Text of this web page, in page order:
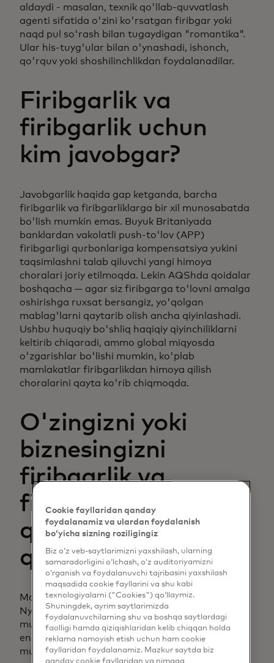
aldaydi - masalan, texnik qo'llab-quvvatlash
agenti sifatida o'zini ko'rsatgan firibgar yoki
naqd pul so'rash bilan tugaydigan "romantika".
Ular his-tuyg'ular bilan o'ynashadi, ishonch,
qo'rquv yoki shoshilinchlikdan foydalanadilar.
Firibgarlik va
firibgarlik uchun
kim javobgar?
Javobgarlik haqida gap ketganda, barcha
firibgarlik va firibgarliklarga bir xil munosabatda
bo'lish mumkin emas. Buyuk Britaniyada
banklardan vakolatli push-to'lov (APP)
firibgarligi qurbonlariga kompensatsiya yukini
taqsimlashni talab qiluvchi yangi himoya
choralari joriy etilmoqda. Lekin AQShda qoidalar
boshqacha — agar siz firibgarga to'lovni amalga
oshirishga ruxsat bersangiz, yo'qolgan
mablag'larni qaytarib olish ancha qiyinlashadi.
Ushbu huquqiy bo'shliq haqiqiy qiyinchiliklarni
keltirib chiqaradi, ammo global miqyosda
o'zgarishlar bo'lishi mumkin, ko'plab
mamlakatlar firibgarlikdan himoya qilish
choralarini qayta ko'rib chiqmoqda.
O'zingizni yoki
biznesingizni
firibgarlik va
firibgarlikdan
qanday himoya
qilishingiz mumkin?
Mastercard Federal Qidiruv Byurosi (FQB) va
Nyu-York politsiya departamenti (NYPD)
mutaxassislari bilan xavfsizlikni saqlash bo'yicha
eng yaxshi maslahatlarni to'plash uchun panel
muhokamasini o'tkazdi.
Cookie fayllaridan qanday
foydalanamiz va ulardan foydalanish
bo‘yicha sizning roziligingiz
Biz o‘z veb-saytlarimizni yaxshilash, ularning
samaradorligini o‘lchash, o‘z auditoriyamizni
o‘rganish va foydalanuvchi tajribasini yaxshilash
maqsadida cookie fayllarini va shu kabi
texnologiyalarni ("Cookies") qo‘llaymiz.
Shuningdek, ayrim saytlarimizda
foydalanuvchilarning shu va boshqa saytlardagi
faolligi hamda qiziqishlaridan kelib chiqqan holda
reklama namoyish etish uchun ham cookie
fayllaridan foydalanamiz. Mazkur saytda biz
qanday cookie fayllaridan va nimaga